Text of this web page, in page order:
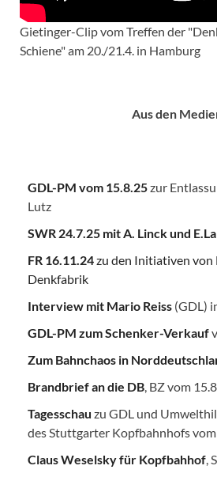
Gietinger-Clip vom Treffen der
Schiene" am 20./21.4. in Hamburg
Aus den
GDL-PM vom 15.8.25zur
Lutz
SWR 24.7.25 mit A. Linck und
FR 16.11.24zu den Initiativen von
Denkfabrik
Interview mit Mario Reiss (GDL)
GDL-PM zum Schenker-Verkauf
Zum Bahnchaos in
Brandbrief an die DB, BZ vom
Tagesschau zu GDL und
des Stuttgarter Kopfbahnhofs
Claus Weselsky für Kopfbahhof,